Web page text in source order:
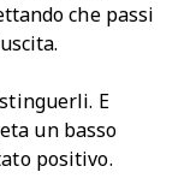
che passi
E
un basso
positivo.